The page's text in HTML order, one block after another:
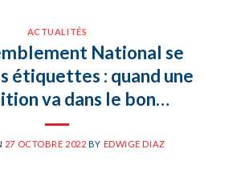
ACTUALITÉS
National se
étiquettes : quand une
va dans le bon…
27 OCTOBRE 2022 BY EDWIGE DIAZ